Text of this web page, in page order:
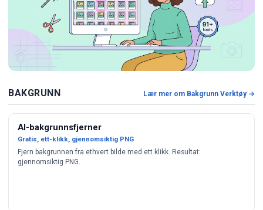
BAKGRUNN Lær mer om Bakgrunn Verktøy →
AI-bakgrunnsfjerner
Gratis, ett-klikk, gjennomsiktig PNG
Fjern bakgrunnen fra ethvert bilde med ett klikk. Resultat:
gjennomsiktig PNG.